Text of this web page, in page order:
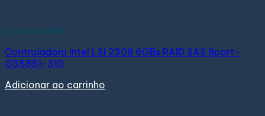
Controladora
Controladora Intel LSI 2308 6GBs RAID SAS 8port-
G35851-310
Adicionar ao carrinho